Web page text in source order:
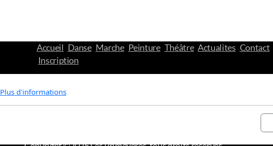
Accueil Danse Marche Peinture Théâtre Actualites Contact
Inscription
Plus d'informations